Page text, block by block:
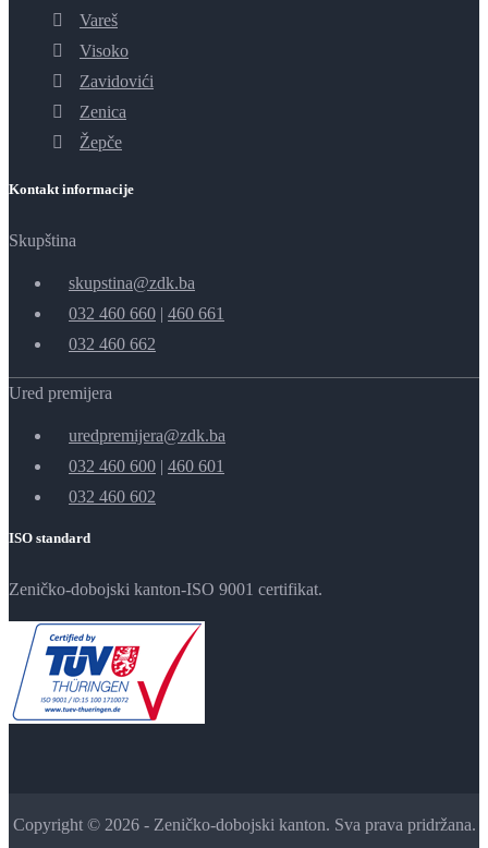
Vareš
Visoko
Zavidovići
Zenica
Žepče
Kontakt informacije
Skupština
skupstina@zdk.ba
032 460 660 | 460 661
032 460 662
Ured premijera
uredpremijera@zdk.ba
032 460 600 | 460 601
032 460 602
ISO standard
Zeničko-dobojski kanton-ISO 9001 certifikat.
Copyright © 2026 - Zeničko-dobojski kanton. Sva prava pridržana.